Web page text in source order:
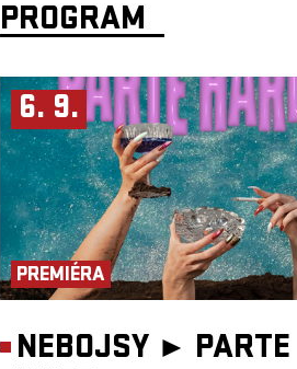
PROGRAM
6. 9.
PREMIÉRA
NEBOJSY ► PARTE